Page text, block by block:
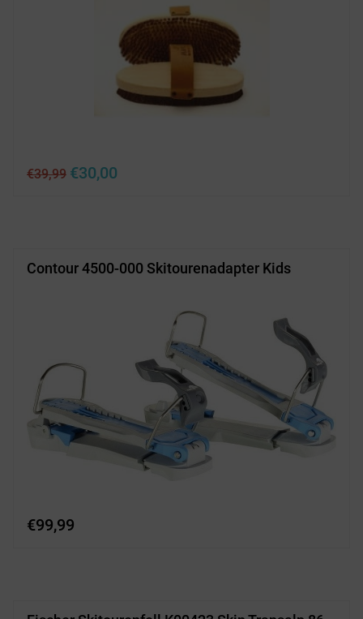
€39,99 Ursprünglicher
Preis
€30,00
Contour 4500-000 Skitourenadapter Kids
€99,99